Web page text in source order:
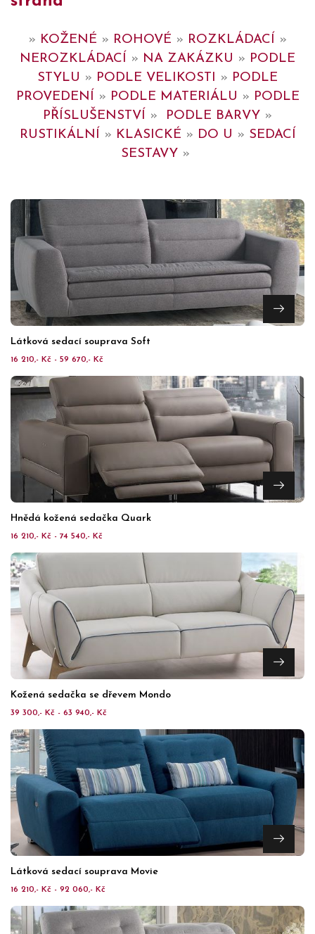
» KOŽENÉ » ROHOVÉ » ROZKLÁDACÍ »
NEROZKLÁDACÍ » NA ZAKÁZKU » PODLE
STYLU » PODLE VELIKOSTI » PODLE
PROVEDENÍ » PODLE MATERIÁLU » PODLE
PŘÍSLUŠENSTVÍ » PODLE BARVY »
RUSTIKÁLNÍ » KLASICKÉ » DO U » SEDACÍ
SESTAVY »
Látková sedací souprava Soft
16 210,- Kč - 59 670,- Kč
Hnědá kožená sedačka Quark
16 210,- Kč - 74 540,- Kč
Kožená sedačka se dřevem Mondo
39 300,- Kč - 63 940,- Kč
Látková sedací souprava Movie
16 210,- Kč - 92 060,- Kč